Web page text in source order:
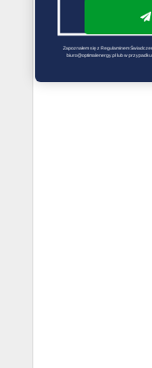
Zapoznałem się z Regulaminem
biuro@optimalenergy.pl lub w